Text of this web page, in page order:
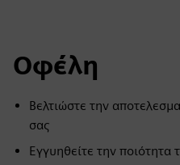
Οφέλη
Βελτιώστε την
σας
Εγγυηθείτε την ποιότητα